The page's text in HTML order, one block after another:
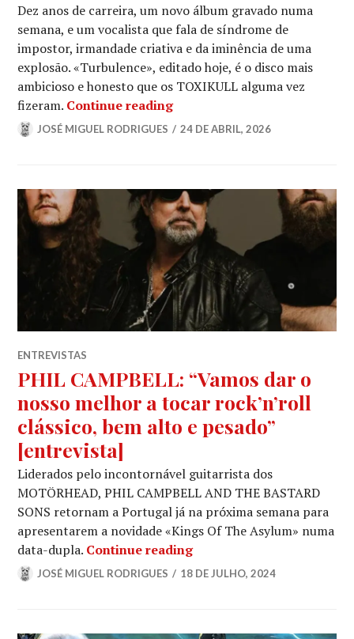
Dez anos de carreira, um novo álbum gravado numa
semana, e um vocalista que fala de síndrome de
impostor, irmandade criativa e da iminência de uma
explosão. «Turbulence», editado hoje, é o disco mais
ambicioso e honesto que os TOXIKULL alguma vez
fizeram. Continue reading“Que se lixe, vamos lá”:
JOSÉ MIGUEL RODRIGUES 24 DE ABRIL, 2026
ENTREVISTAS
PHIL CAMPBELL: “Vamos dar o
nosso melhor a tocar rock’n’roll
clássico, bem alto e pesado”
[entrevista]
Liderados pelo incontornável guitarrista dos
MOTÖRHEAD, PHIL CAMPBELL AND THE BASTARD
SONS retornam a Portugal já na próxima semana para
apresentarem a novidade «Kings Of The Asylum» numa
data-dupla. Continue readingPHIL CAMPBELL:
JOSÉ MIGUEL RODRIGUES 18 DE JULHO, 2024